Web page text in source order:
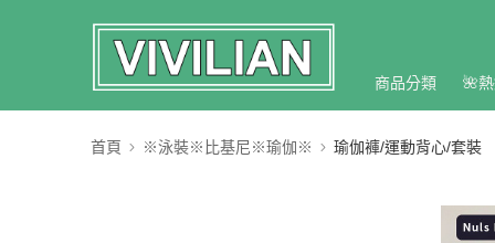
商品分類 🌺
首頁 ※泳裝※比基尼※瑜伽※ 瑜伽褲/運動背心/套裝